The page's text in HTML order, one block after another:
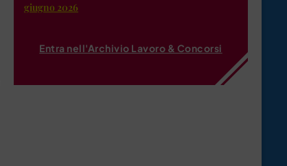
giugno 2026
Entra nell'Archivio Lavoro & Concorsi